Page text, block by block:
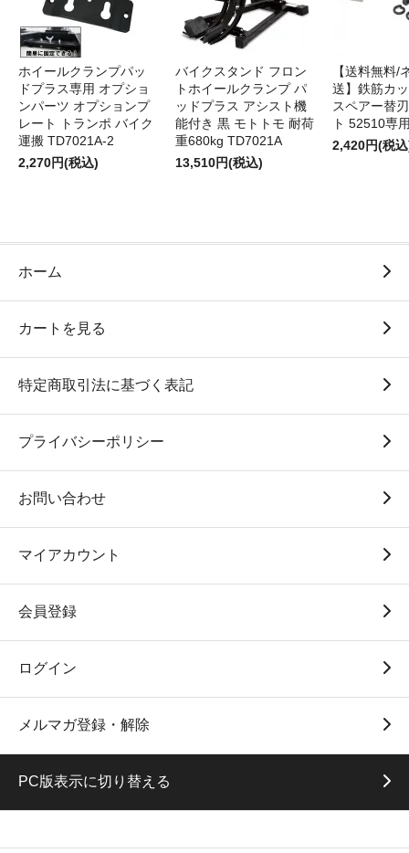
ホイールクランプパッ
ドプラス専用 オプショ
ンパーツ オプションプ
レート トランポ バイク
運搬 TD7021A-2
2,270円(税込)
バイクスタンド フロン
トホイールクランプ パ
ッドプラス アシスト機
能付き 黒 モトトモ 耐荷
重680kg TD7021A
13,510円(税込)
【送料無料/
送】鉄筋カ
スペアー替
ト 52510専
2,420円(税
ホーム
カートを見る
特定商取引法に基づく表記
プライバシーポリシー
お問い合わせ
マイアカウント
会員登録
ログイン
メルマガ登録・解除
PC版表示に切り替える